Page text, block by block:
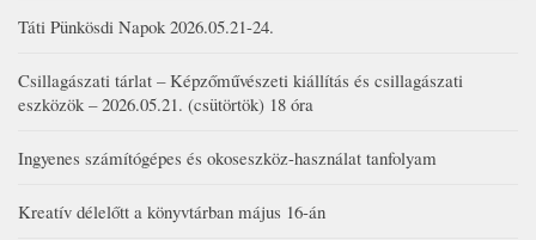
Táti Pünkösdi Napok 2026.05.21-24.
Csillagászati tárlat – Képzőművészeti kiállítás és csillagászati
eszközök – 2026.05.21. (csütörtök) 18 óra
Ingyenes számítógépes és okoseszköz-használat tanfolyam
Kreatív délelőtt a könyvtárban május 16-án